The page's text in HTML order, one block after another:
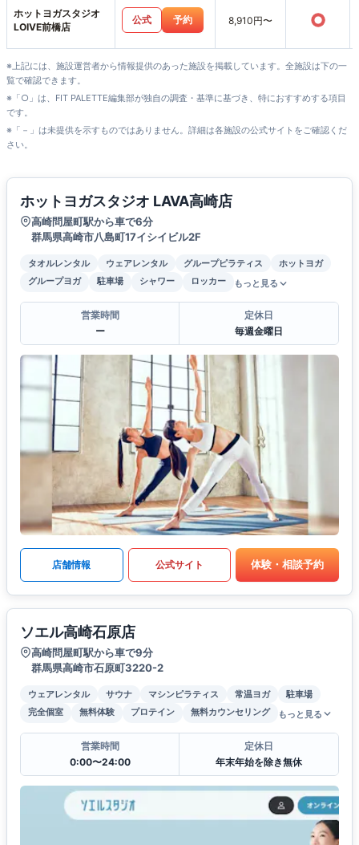
ホットヨガスタジオ
LOIVE前橋店
公式 予約 8,910円〜 ○
※上記には、施設運営者から情報提供のあった施設を掲載しています。全施設は下の一
覧で確認できます。
※「○」は、FIT PALETTE編集部が独自の調査・基準に基づき、特におすすめする項目
です。
※「－」は未提供を示すものではありません。詳細は各施設の公式サイトをご確認くだ
さい。
ホットヨガスタジオ LAVA高崎店
高崎問屋町駅から車で6分
群馬県高崎市八島町17イシイビル2F
タオルレンタル ウェアレンタル グループピラティス
ホットヨガ
グループヨガ
駐車場 シャワー ロッカー もっと見る
営業時間
ー
定休日
毎週金曜日
店舗情報 公式サイト 体験・相談予約
ソエル高崎石原店
高崎問屋町駅から車で9分
群馬県高崎市石原町3220-2
ウェアレンタル サウナ マシンピラティス 常温ヨガ
駐車場
完全個室
無料体験 プロテイン 無料カウンセリング もっと見る
営業時間
0:00〜24:00
定休日
年末年始を除き無休